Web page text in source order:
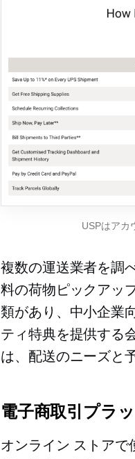
USPはアカ
複数の運送業者を調
料の荷物ピックアッ
類があり、中小企業
ティ特典を提供する
は、配送のニーズと
電子商取引プラ
オンライン ストアで